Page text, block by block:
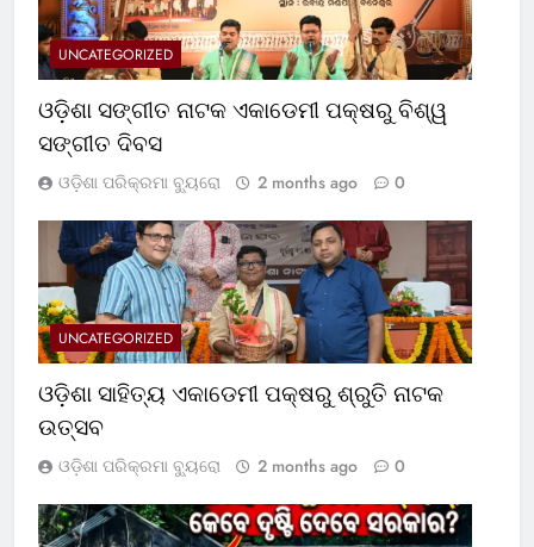
UNCATEGORIZED
ଓଡ଼ିଶା ସଙ୍ଗୀତ ନାଟକ ଏକାଡେମୀ ପକ୍ଷରୁ ବିଶ୍ୱ
ସଙ୍ଗୀତ ଦିବସ
ଓଡ଼ିଶା ପରିକ୍ରମା ବ୍ୟୁରୋ 2 months ago 0
UNCATEGORIZED
ଓଡ଼ିଶା ସାହିତ୍ୟ ଏକାଡେମୀ ପକ୍ଷରୁ ଶ୍ରୁତି ନାଟକ
ଉତ୍ସବ
ଓଡ଼ିଶା ପରିକ୍ରମା ବ୍ୟୁରୋ 2 months ago 0